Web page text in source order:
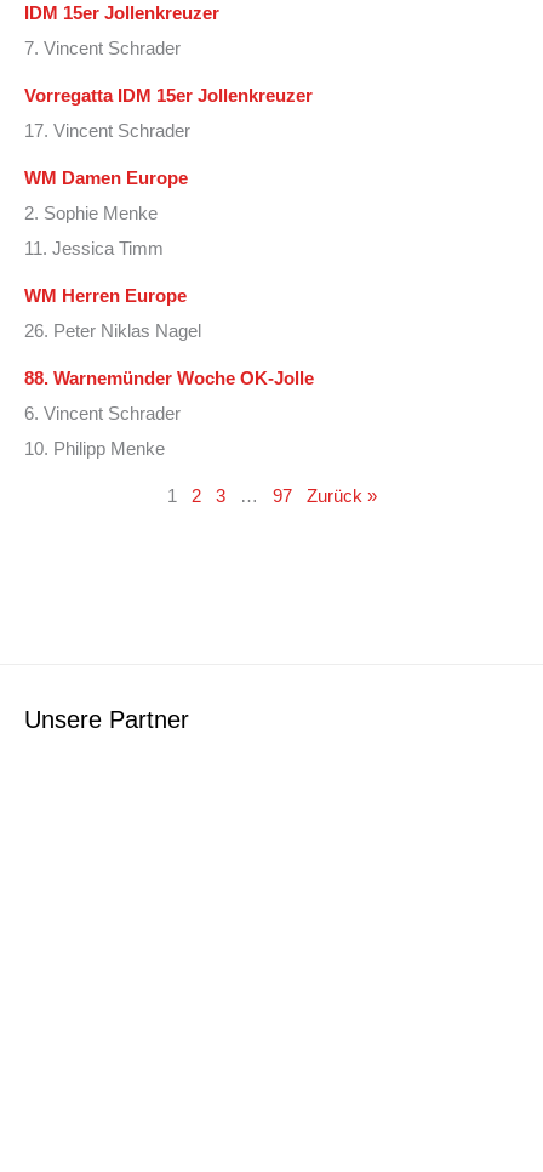
IDM 15er Jollenkreuzer
7. Vincent Schrader
Vorregatta IDM 15er Jollenkreuzer
17. Vincent Schrader
WM Damen Europe
2. Sophie Menke
11. Jessica Timm
WM Herren Europe
26. Peter Niklas Nagel
88. Warnemünder Woche OK-Jolle
6. Vincent Schrader
10. Philipp Menke
1 2 3 … 97 Zurück »
Unsere Partner